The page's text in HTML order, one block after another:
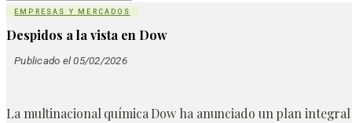
EMPRESAS Y MERCADOS
Despidos a la vista en Dow
Publicado el 05/02/2026
La multinacional química Dow ha anunciado un plan